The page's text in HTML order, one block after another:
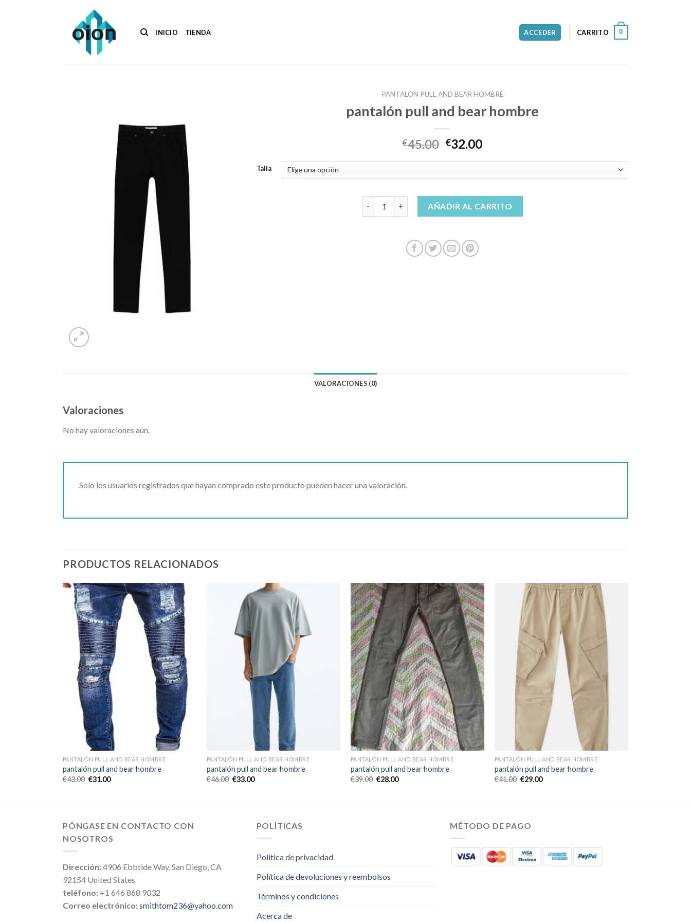
INICIO TIENDA ACCEDER CARRITO 0
PANTALÓN PULL AND BEAR HOMBRE
pantalón pull and bear hombre
€45.00 €32.00
Talla
pantalón pull and bear hombre cantidad
AÑADIR AL CARRITO
VALORACIONES (0)
Valoraciones
No hay valoraciones aún.
Solo los usuarios registrados que hayan comprado este producto pueden hacer una valoración.
PRODUCTOS RELACIONADOS
PANTALÓN PULL AND BEAR HOMBRE
pantalón pull and bear hombre
€43.00 €31.00
PANTALÓN PULL AND BEAR HOMBRE
pantalón pull and bear hombre
€46.00 €33.00
PANTALÓN PULL AND BEAR HOMBRE
pantalón pull and bear hombre
€39.00 €28.00
PANTALÓN PULL AND BEAR HOMBRE
pantalón pull and bear hombre
€41.00 €29.00
PÓNGASE EN CONTACTO CON
NOSOTROS
Dirección:4906 Ebbtide Way, San Diego, CA
92154 United States
teléfono: +1 646 868 9032
Correo electrónico:smithtom236@yahoo.com
POLÍTICAS
Politica de privacidad
Política de devoluciones y reembolsos
Términos y condiciones
Acerca de
MÉTODO DE PAGO